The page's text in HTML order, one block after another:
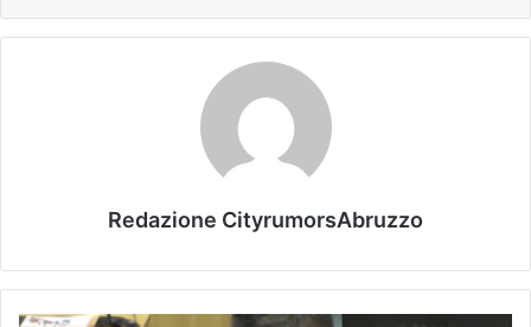
Redazione CityrumorsAbruzzo